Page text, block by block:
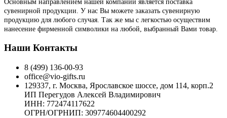
Основным направлением нашей компании является поставка
сувенирной продукции. У нас Вы можете заказать сувенирную
продукцию для любого случая. Так же мы с легкостью осуществим
нанесение фирменной символики на любой, выбранный Вами товар.
Наши Контакты
8 (499) 136-00-93
office@vio-gifts.ru
129337, г. Москва, Ярославское шоссе, дом 114, корп.2
ИП Перегудов Алексей Владимирович
ИНН: 772474117622
ОГРН/ОГРНИП: 309774604400292